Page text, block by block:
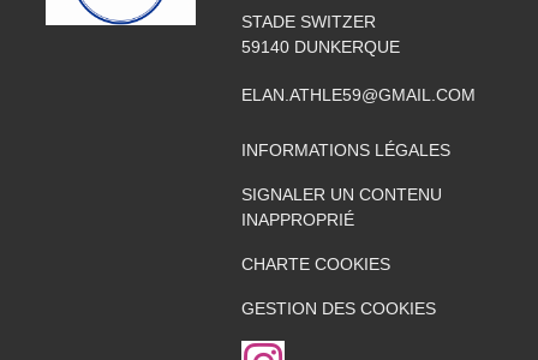
STADE SWITZER
59140 DUNKERQUE
ELAN.ATHLE59@GMAIL.COM
INFORMATIONS LÉGALES
SIGNALER UN CONTENU
INAPPROPRIÉ
CHARTE COOKIES
GESTION DES COOKIES